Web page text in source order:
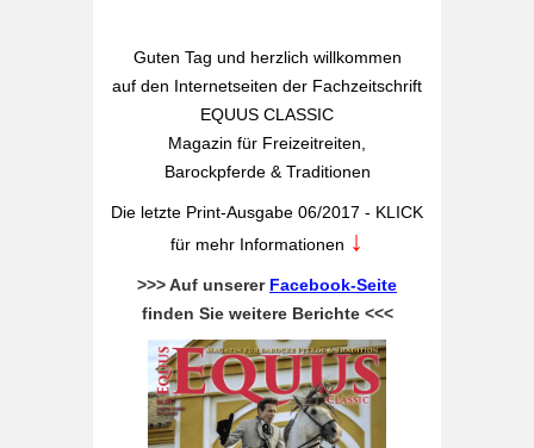
Guten Tag und herzlich willkommen
auf den Internetseiten der Fachzeitschrift
EQUUS CLASSIC
Magazin für Freizeitreiten,
Barockpferde & Traditionen
Die letzte Print-Ausgabe 06/2017 - KLICK
für mehr Informationen ↓
>>> Auf unserer Facebook-Seite
finden Sie weitere Berichte <<<